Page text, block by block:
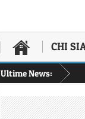
CHI
Ultime News: